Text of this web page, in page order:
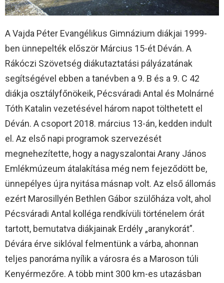
A Vajda Péter Evangélikus Gimnázium diákjai 1999-
ben ünnepelték először Március 15-ét Déván. A
Rákóczi Szövetség diákutaztatási pályázatának
segítségével ebben a tanévben a 9. B és a 9. C 42
diákja osztályfőnökeik, Pécsváradi Antal és Molnárné
Tóth Katalin vezetésével három napot tölthetett el
Déván. A csoport 2018. március 13-án, kedden indult
el. Az első napi programok szervezését
megnehezítette, hogy a nagyszalontai Arany János
Emlékmúzeum átalakítása még nem fejeződött be,
ünnepélyes újra nyitása másnap volt. Az első állomás
ezért Marosillyén Bethlen Gábor szülőháza volt, ahol
Pécsváradi Antal kolléga rendkívüli történelem órát
tartott, bemutatva diákjainak Erdély „aranykorát”.
Dévára érve siklóval felmentünk a várba, ahonnan
teljes panoráma nyílik a városra és a Maroson túli
Kenyérmezőre. A több mint 300 km-es utazásban